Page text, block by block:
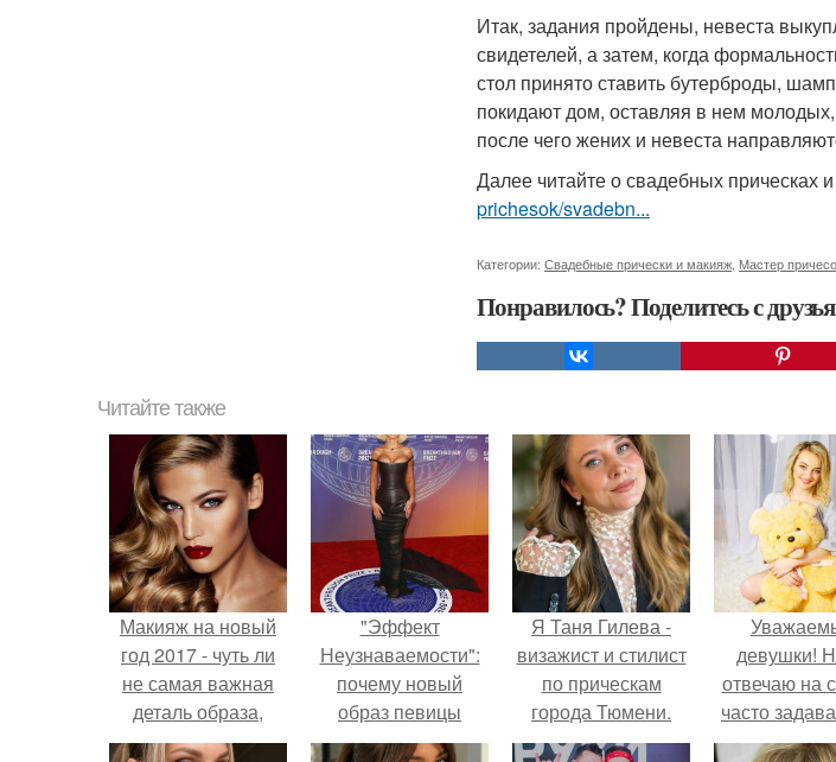
Итак, задания пройдены, невеста
свидетелей, а затем, когда
стол принято ставить бутерброды,
покидают дом, оставляя в нем
после чего жених и невеста
Далее читайте о свадебных прическах
prichesok/svadebn...
Категории: Свадебные прически и макияж Мастер
Понравилось? Поделитесь с
Читайте также
Макияж на новый
год 2017 - чуть ли
не самая важная
деталь образа,
которая позволит
"Эффект
Неузнаваемости":
почему новый
образ певицы
вызвал споры о
Я Таня Гилева -
визажист и стилист
по прическам
города Тюмени.
девушки!
отвечаю на
часто